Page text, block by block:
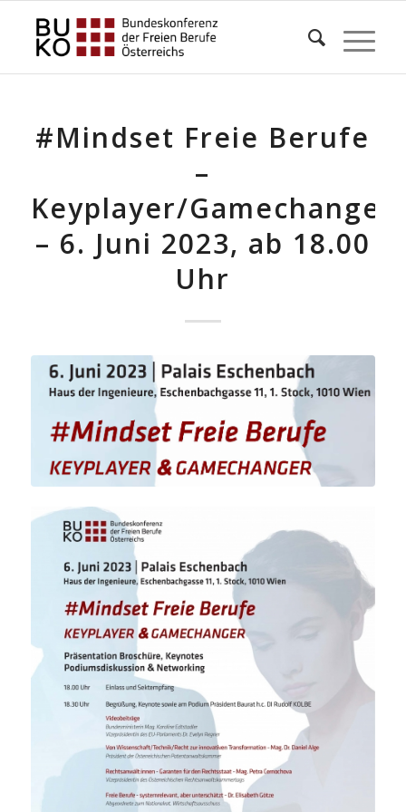
#Mindset Freie Berufe
–
Keyplayer/Gamechanger
– 6. Juni 2023, ab 18.00
Uhr